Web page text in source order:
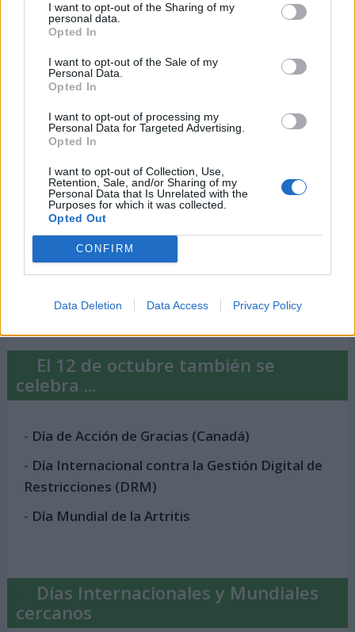
I want to opt-out of the Sharing of my
personal data.
Opted In
I want to opt-out of the Sale of my
Personal Data.
Opted In
I want to opt-out of processing my
Personal Data for Targeted Advertising.
Opted In
I want to opt-out of Collection, Use,
Retention, Sale, and/or Sharing of my
Personal Data that Is Unrelated with the
Purposes for which it was collected.
Opted Out
CONFIRM
Data Deletion Data Access Privacy Policy
El 12 de octubre también se
celebra ...
- Día de Acción de Gracias (Canadá)
- Día Internacional contra la Gestión Digital de
Restricciones (DRM)
- Día Mundial de la Artritis
Días Internacionales y Mundiales
cercanos